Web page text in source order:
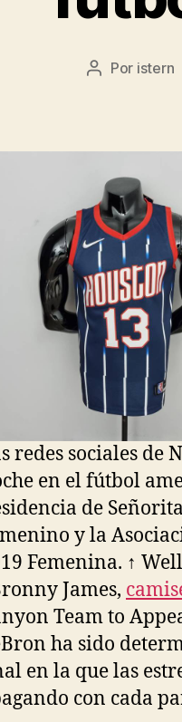
Autor
Por istern
redes sociales de
en el fútbol
de
y la
Femenina. ↑
James,
Team to
ha sido
en la que las
con cada